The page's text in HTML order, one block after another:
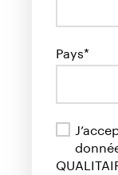
Pays*